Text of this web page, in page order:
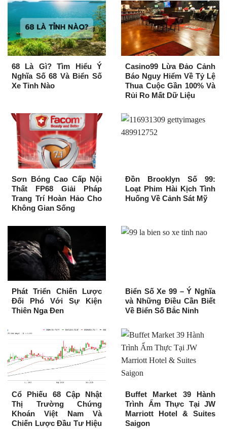
68 Là Gì? Tìm Hiểu Ý
Nghĩa Số 68 Và Biển Số
Xe Tỉnh Nào
Casino99 Lừa Đảo Cảnh
Báo Nguy Hiểm Về Tỷ Lệ
Thua Cuộc Gần 100% Và
Rủi Ro Mất Dữ Liệu
Sơn Bóng Cao Cấp Nội
Thất FP68 Giải Pháp
Trang Trí Hoàn Hảo Cho
Không Gian Sống
Đồn Brooklyn Số 99:
Loạt Phim Hài Kịch Tình
Huống Về Cảnh Sát Mỹ
Phát Triển Chiến Lược
Đối Phó Với Sự Kiện
Thiên Nga Đen
Biển Số Xe 99 – Ý Nghĩa
và Những Điều Cần Biết
Về Biển Số Bắc Ninh
Cổ Phiếu 68 Cập Nhật
Thị Trường Chứng
Khoán Việt Nam Và
Chiến Lược Đầu Tư Hiệu
Buffet Market 39 Hành
Trình Ẩm Thực Tại JW
Marriott Hotel & Suites
Saigon